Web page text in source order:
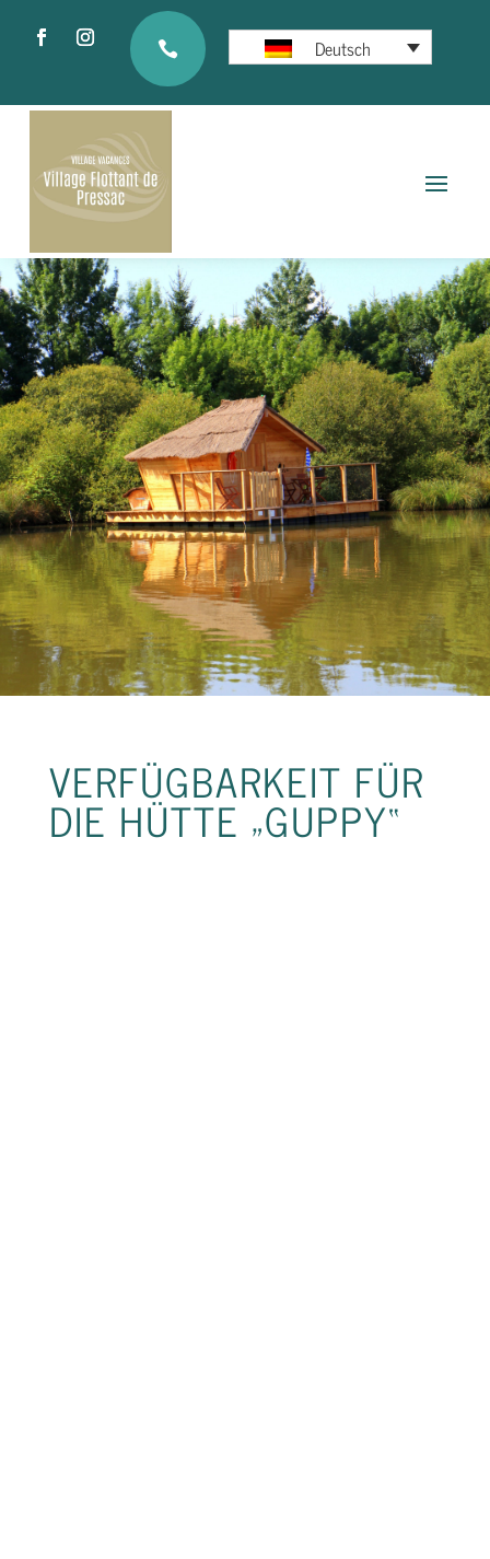
 Deutsch
VERFÜGBARKEIT FÜR
DIE HÜTTE „GUPPY“